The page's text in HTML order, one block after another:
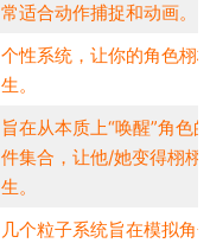
常适合动作捕捉和动画。
个性系统，让你的角色栩
生。
旨在从本质上“唤醒”角色
件集合，让他/她变得栩栩
生。
几个粒子系统旨在模拟角